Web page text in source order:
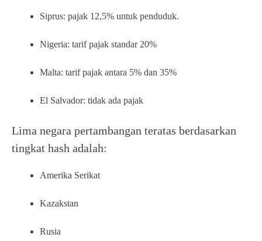
Siprus: pajak 12,5% untuk penduduk.
Nigeria: tarif pajak standar 20%
Malta: tarif pajak antara 5% dan 35%
El Salvador: tidak ada pajak
Lima negara pertambangan teratas berdasarkan
tingkat hash adalah:
Amerika Serikat
Kazakstan
Rusia